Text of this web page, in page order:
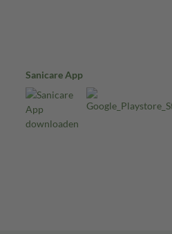
Sanicare App